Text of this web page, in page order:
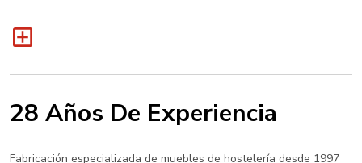
28 Años De Experiencia
Fabricación especializada de muebles de hostelería desde 1997